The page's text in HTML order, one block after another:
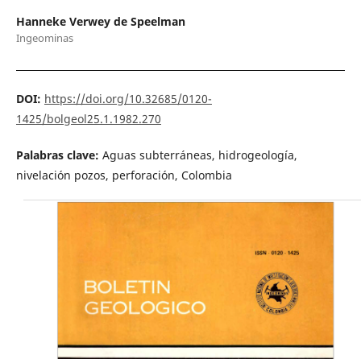
Hanneke Verwey de Speelman
Ingeominas
DOI: https://doi.org/10.32685/0120-
1425/bolgeol25.1.1982.270
Palabras clave: Aguas subterráneas, hidrogeología,
nivelación pozos, perforación, Colombia